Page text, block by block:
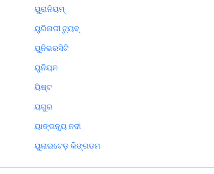
ୟୁରାନିୟମ୍‌
ୟୁରିନାରୀ ଟ୍ୟୁବ୍‌
ୟୁନିଭରସିଟି
ୟୁନିୟନ
ୟିଷ୍ଟ
ୟଗୁର
ୟାଙ୍ଗନ୍ୟୂ ନଦୀ
ୟୁନାଇଟେଡ଼ କିଙ୍ଗଡମ